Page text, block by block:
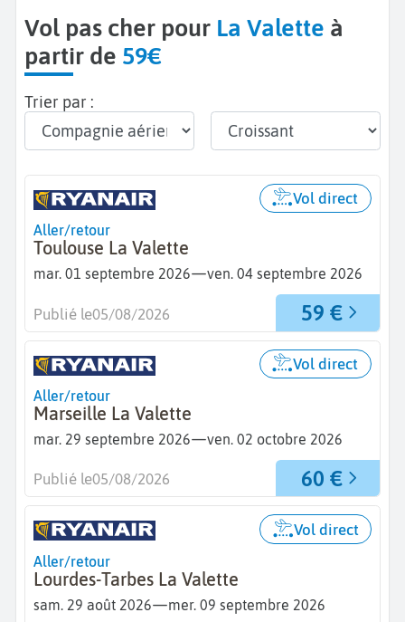
Vol pas cher pour La Valette à
partir de 59€
Trier par :
Aller/retour
Toulouse La Valette
mar. 01 septembre 2026—ven. 04 septembre 2026
Vol direct
59 €
Publié le05/08/2026
Aller/retour
Marseille La Valette
mar. 29 septembre 2026—ven. 02 octobre 2026
Vol direct
60 €
Publié le05/08/2026
Aller/retour
Lourdes-Tarbes La Valette
sam. 29 août 2026—mer. 09 septembre 2026
Vol direct